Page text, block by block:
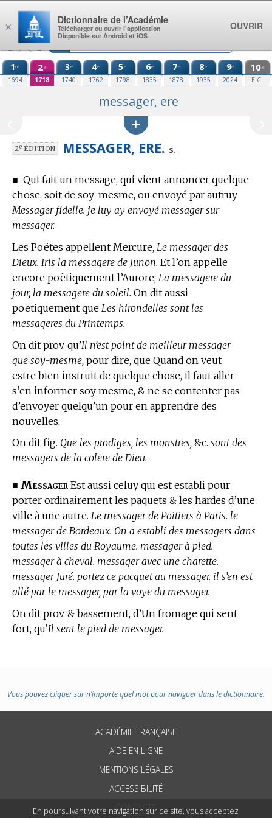
En poursuivant votre navigation sur ce site, vous acceptez
Aller au contenu
1re
1694
2e
1718
3e
1740
4e
1762
5e
1798
6e
1835
7e
1878
8e
1935
9e
2024
10e
E.C.
messager, ere
2eÉDITION MESSAGER, ERE. s.
■ Qui fait un message, qui vient annoncer quelque
chose, soit de soy-mesme, ou envoyé par autruy.
Messager fidelle. je luy ay envoyé messager sur
messager.
Les Poëtes appellent Mercure, Le messager des
Dieux. Iris la messagere de Junon. Et l’on appelle
encore poëtiquement l’Aurore, La messagere du
jour, la messagere du soleil. On dit aussi
poëtiquement que Les hirondelles sont les
messageres du Printemps.
On dit prov. qu’Il n’est point de meilleur messager
que soy-mesme, pour dire, que Quand on veut
estre bien instruit de quelque chose, il faut aller
s’en informer soy mesme, & ne se contenter pas
d’envoyer quelqu’un pour en apprendre des
nouvelles.
On dit fig. Que les prodiges, les monstres, &c. sont des
messagers de la colere de Dieu.
■ Messager Est aussi celuy qui est establi pour
porter ordinairement les paquets & les hardes d’une
ville à une autre. Le messager de Poitiers à Paris. le
messager de Bordeaux. On a establi des messagers dans
toutes les villes du Royaume. messager à pied.
messager à cheval. messager avec une charette.
messager Juré. portez ce pacquet au messager. il s’en est
allé par le messager, par la voye du messager.
On dit prov. & bassement, d’Un fromage qui sent
fort, qu’Il sent le pied de messager.
Vous pouvez cliquer sur n’importe quel mot pour naviguer dans le dictionnaire.
ACADÉMIE FRANÇAISE
AIDE EN LIGNE
MENTIONS LÉGALES
ACCESSIBILITÉ
CONTACTS
×
Dictionnaire de l’Académie
Télécharger ou ouvrir l’application
Disponible sur Android et iOS
OUVRIR